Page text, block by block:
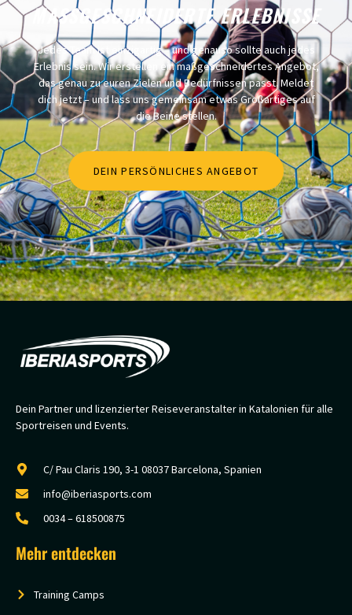
MASSGESCHNEIDERTE ERLEBNISSE
Jedes Team ist einzigartig – und genauso sollte auch jedes
Erlebnis sein. Wir erstellen ein maßgeschneidertes Angebot,
das genau zu euren Zielen und Bedürfnissen passt. Meldet
dich jetzt – und lass uns gemeinsam etwas Großartiges auf
die Beine stellen.
DEIN PERSÖNLICHES ANGEBOT
Dein Partner und lizenzierter Reiseveranstalter in Katalonien für alle
Sportreisen und Events.
C/ Pau Claris 190, 3-1 08037 Barcelona, Spanien
info@iberiasports.com
0034 – 618500875
Mehr entdecken
Training Camps